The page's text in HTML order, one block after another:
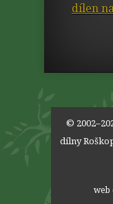
dílen
©
dílny
web